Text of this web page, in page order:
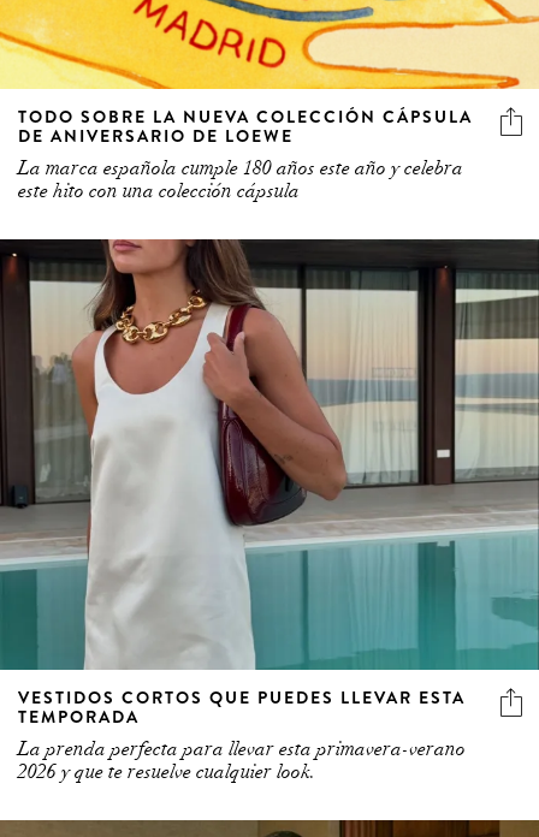
TODO SOBRE LA NUEVA COLECCIÓN CÁPSULA
DE ANIVERSARIO DE LOEWE
La marca española cumple 180 años este año y celebra
este hito con una colección cápsula
VESTIDOS CORTOS QUE PUEDES LLEVAR ESTA
TEMPORADA
La prenda perfecta para llevar esta primavera-verano
2026 y que te resuelve cualquier look.